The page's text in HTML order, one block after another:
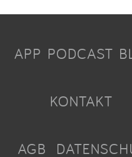
APP PODCAST
KONTAKT
AGB